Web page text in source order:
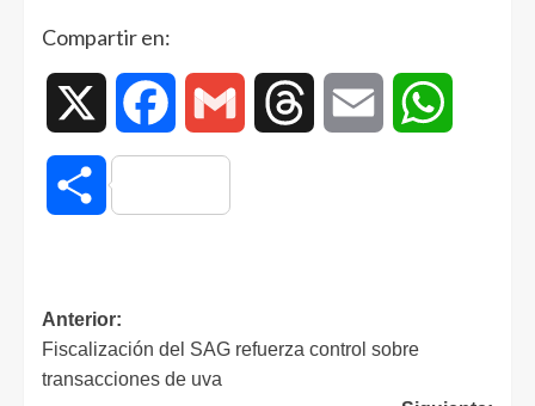
Compartir en:
Facebook Gmail Threads Email
Compartir
Anterior:
Fiscalización del SAG refuerza control sobre
transacciones de uva